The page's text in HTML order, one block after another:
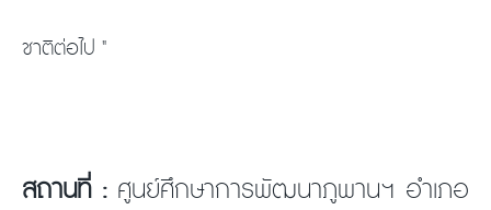
ชาติต่อไป "
สถานที่ : ศูนย์ศึกษาการพัฒนาภูพานฯ อำเภอ